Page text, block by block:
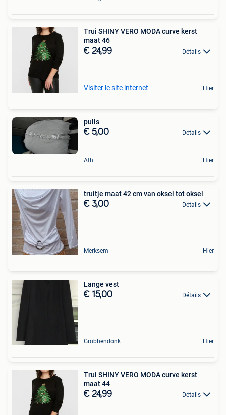
Trui SHINY VERO MODA curve kerst
maat 46
€ 24,99 Détails
Visiter le site internet Hier
pulls
€ 5,00 Détails
Ath Hier
truitje maat 42 cm van oksel tot oksel
€ 3,00 Détails
Merksem Hier
Lange vest
€ 15,00 Détails
Grobbendonk Hier
Trui SHINY VERO MODA curve kerst
maat 44
€ 24,99 Détails